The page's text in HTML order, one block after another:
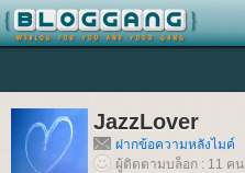
JazzLover
ฝากข้อความหลังไมค์
ผู้ติดตามบล็อก : 11 คน